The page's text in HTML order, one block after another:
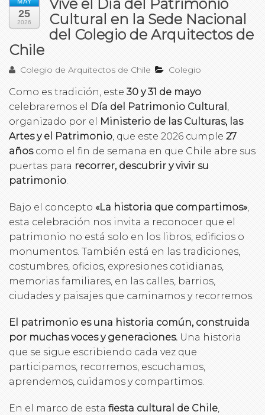
25
2026
Vive el Día del Patrimonio
Cultural en la Sede Nacional
del Colegio de Arquitectos de
Chile
Colegio de Arquitectos de Chile Colegio
Como es tradición, este 30 y 31 de mayo
celebraremos el
Día del Patrimonio Cultural ,
organizado por el
Ministerio de las Culturas, las
Artes y el Patrimonio, que este 2026 cumple 27
añoscomo el fin de semana en que Chile abre sus
puertas para recorrer, descubrir y vivir su
patrimonio.
Bajo el concepto «La historia que compartimos»,
esta celebración nos invita a reconocer que el
patrimonio no está solo en los libros, edificios o
monumentos. También está en las tradiciones,
costumbres, oficios, expresiones cotidianas,
memorias familiares, en las calles, barrios,
ciudades y paisajes que caminamos y recorremos.
El patrimonio es una historia común, construida
por muchas voces y generaciones. Una historia
que se sigue escribiendo cada vez que
participamos, recorremos, escuchamos,
aprendemos, cuidamos y compartimos.
En el marco de esta fiesta cultural de Chile,